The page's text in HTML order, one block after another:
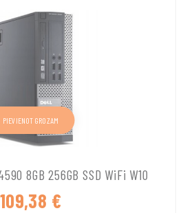
8GB 256GB SSD WiFi W10
109,38 €
PIEVIENOT GROZAM